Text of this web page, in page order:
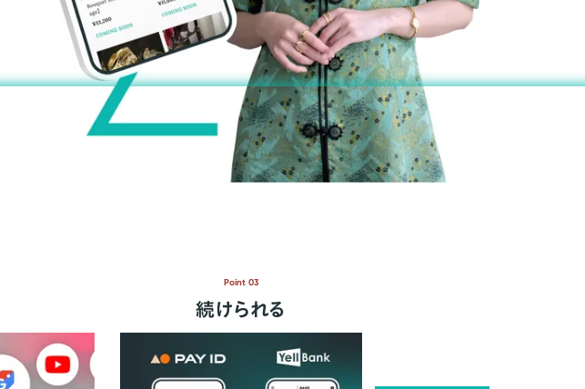
Point 03
続けられる